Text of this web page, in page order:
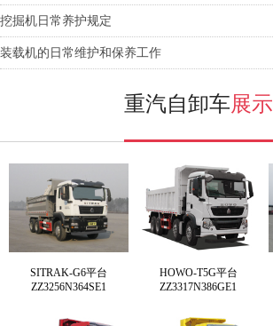
挖掘机日常养护规定
装载机的日常维护和保养工作
重汽自卸车展示
SITRAK-G6平台
ZZ3256N364SE1
HOWO-T5G平台
ZZ3317N386GE1